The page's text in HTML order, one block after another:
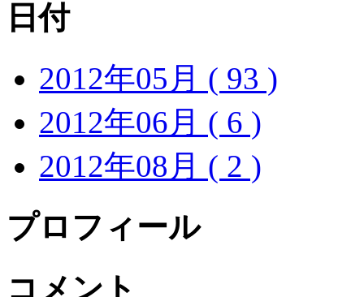
日付
2012年05月 ( 93 )
2012年06月 ( 6 )
2012年08月 ( 2 )
プロフィール
コメント